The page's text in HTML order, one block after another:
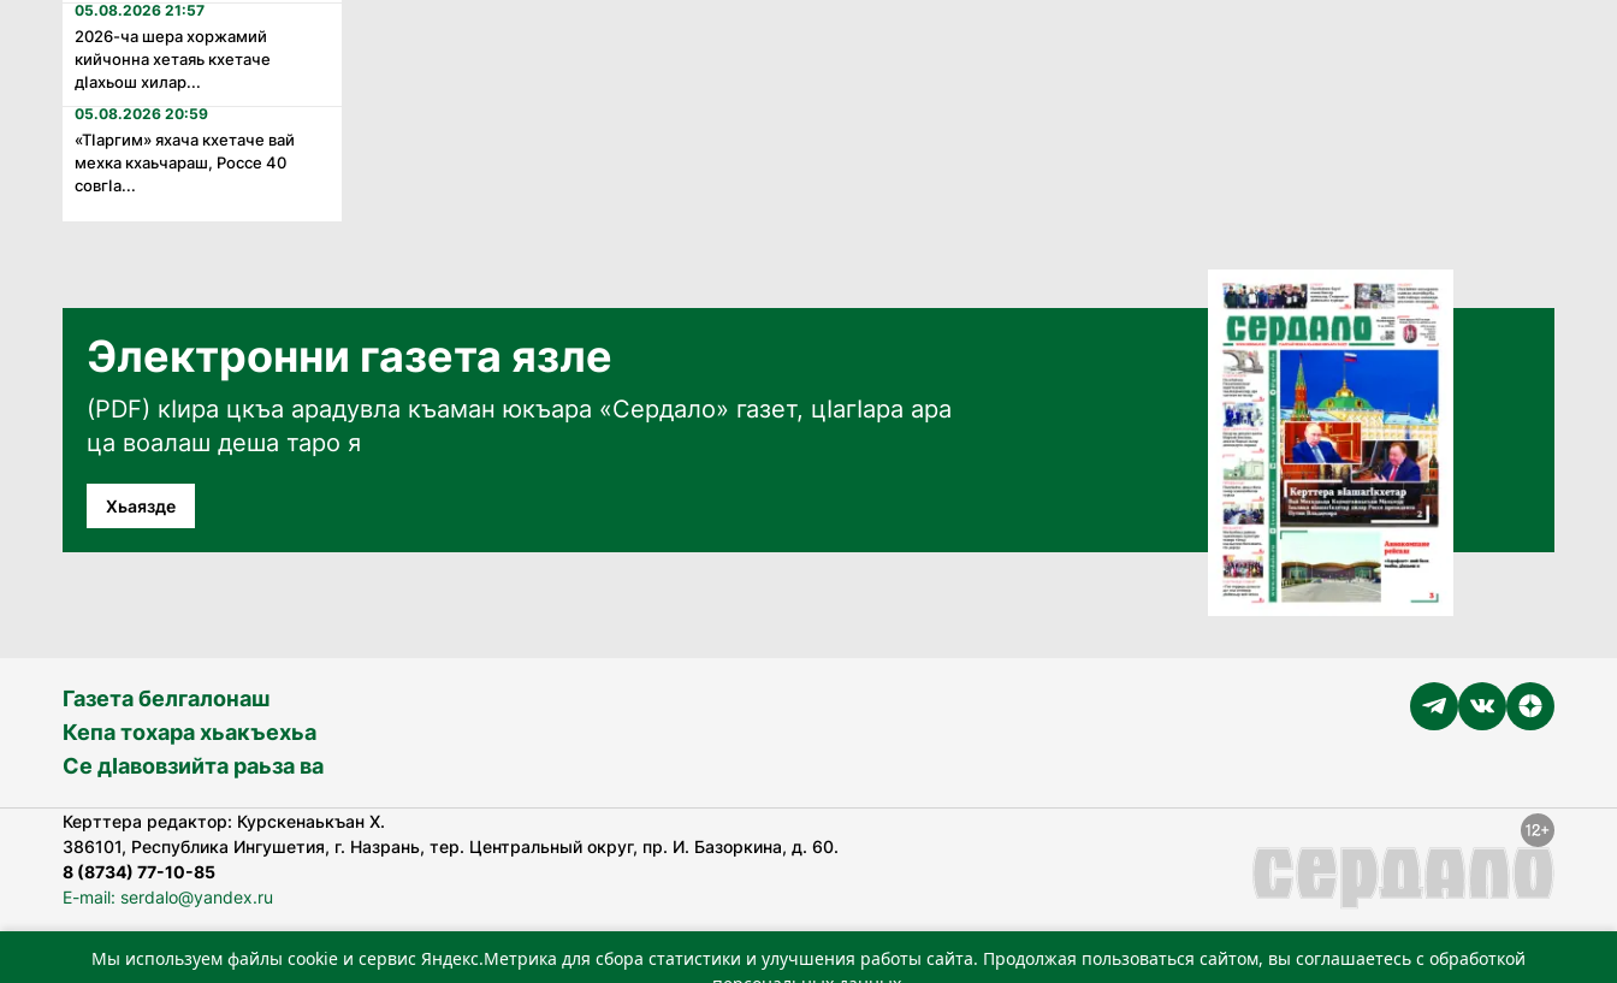
05.08.2026 21:57
2026-ча шера хоржамий
кийчонна хетаяь кхетаче
дӏахьош хилар...
05.08.2026 20:59
«Тӏаргим» яхача кхетаче вай
мехка кхаьчараш, Россе 40
совгӏа...
Электронни газета язле
(PDF) кӀира цкъа арадувла къаман юкъара «Сердало» газет, цӀагӀара ара
ца воалаш деша таро я
Хьаязде
Газета белгалонаш
Кепа тохара хьакъехьа
Се дӀавовзийта раьза ва
Керттера редактор: Курскенаькъан Х.
386101, Республика Ингушетия, г. Назрань, тер. Центральный округ, пр. И. Базоркина, д. 60.
8 (8734) 77-10-85
E-mail: serdalo@yandex.ru
«Сердало» газета арадувлар чIоагIдаьд бувзамеи, хоам беча гIирсаштеи, цар дуккхача тайпаштеи тIахьожам
Мы используем файлы cookie и сервис Яндекс.Метрика для сбора статистики и улучшения работы сайта. Продолжая пользоваться сайтом, вы соглашаетесь с обработкой